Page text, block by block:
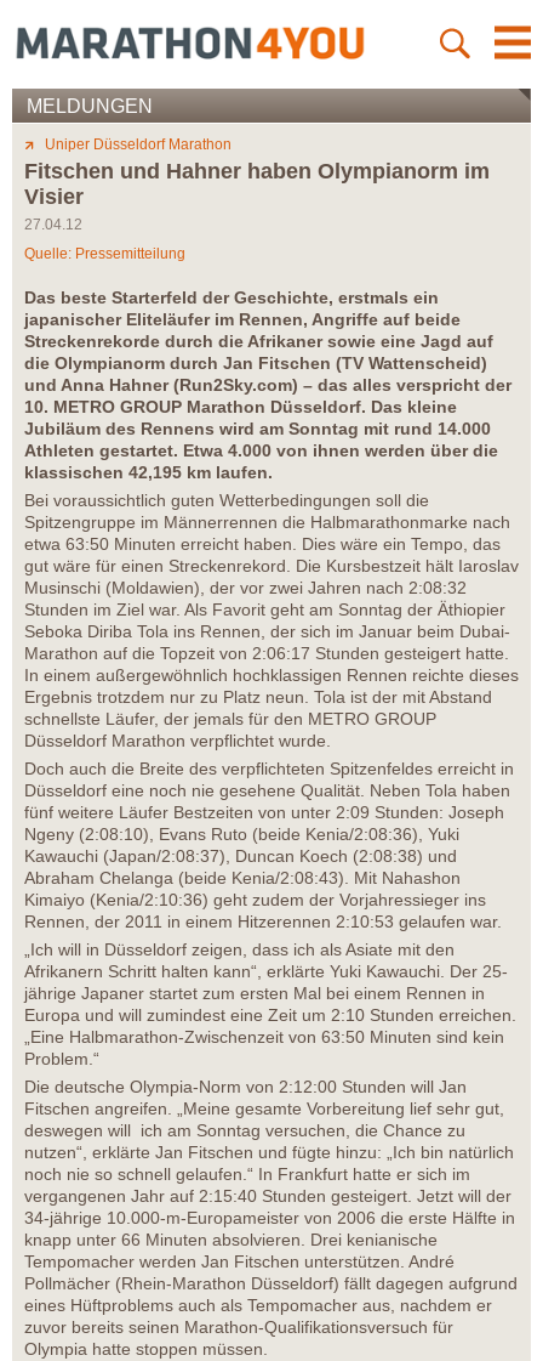
MELDUNGEN
Uniper Düsseldorf Marathon
Fitschen und Hahner haben Olympianorm im
Visier
27.04.12
Quelle: Pressemitteilung
Das beste Starterfeld der Geschichte, erstmals ein
japanischer Eliteläufer im Rennen, Angriffe auf beide
Streckenrekorde durch die Afrikaner sowie eine Jagd auf
die Olympianorm durch Jan Fitschen (TV Wattenscheid)
und Anna Hahner (Run2Sky.com) – das alles verspricht der
10. METRO GROUP Marathon Düsseldorf. Das kleine
Jubiläum des Rennens wird am Sonntag mit rund 14.000
Athleten gestartet. Etwa 4.000 von ihnen werden über die
klassischen 42,195 km laufen.
Bei voraussichtlich guten Wetterbedingungen soll die
Spitzengruppe im Männerrennen die Halbmarathonmarke nach
etwa 63:50 Minuten erreicht haben. Dies wäre ein Tempo, das
gut wäre für einen Streckenrekord. Die Kursbestzeit hält Iaroslav
Musinschi (Moldawien), der vor zwei Jahren nach 2:08:32
Stunden im Ziel war. Als Favorit geht am Sonntag der Äthiopier
Seboka Diriba Tola ins Rennen, der sich im Januar beim Dubai-
Marathon auf die Topzeit von 2:06:17 Stunden gesteigert hatte.
In einem außergewöhnlich hochklassigen Rennen reichte dieses
Ergebnis trotzdem nur zu Platz neun. Tola ist der mit Abstand
schnellste Läufer, der jemals für den METRO GROUP
Düsseldorf Marathon verpflichtet wurde.
Doch auch die Breite des verpflichteten Spitzenfeldes erreicht in
Düsseldorf eine noch nie gesehene Qualität. Neben Tola haben
fünf weitere Läufer Bestzeiten von unter 2:09 Stunden: Joseph
Ngeny (2:08:10), Evans Ruto (beide Kenia/2:08:36), Yuki
Kawauchi (Japan/2:08:37), Duncan Koech (2:08:38) und
Abraham Chelanga (beide Kenia/2:08:43). Mit Nahashon
Kimaiyo (Kenia/2:10:36) geht zudem der Vorjahressieger ins
Rennen, der 2011 in einem Hitzerennen 2:10:53 gelaufen war.
„Ich will in Düsseldorf zeigen, dass ich als Asiate mit den
Afrikanern Schritt halten kann“, erklärte Yuki Kawauchi. Der 25-
jährige Japaner startet zum ersten Mal bei einem Rennen in
Europa und will zumindest eine Zeit um 2:10 Stunden erreichen.
„Eine Halbmarathon-Zwischenzeit von 63:50 Minuten sind kein
Problem.“
Die deutsche Olympia-Norm von 2:12:00 Stunden will Jan
Fitschen angreifen. „Meine gesamte Vorbereitung lief sehr gut,
deswegen will ich am Sonntag versuchen, die Chance zu
nutzen“, erklärte Jan Fitschen und fügte hinzu: „Ich bin natürlich
noch nie so schnell gelaufen.“ In Frankfurt hatte er sich im
vergangenen Jahr auf 2:15:40 Stunden gesteigert. Jetzt will der
34-jährige 10.000-m-Europameister von 2006 die erste Hälfte in
knapp unter 66 Minuten absolvieren. Drei kenianische
Tempomacher werden Jan Fitschen unterstützen. André
Pollmächer (Rhein-Marathon Düsseldorf) fällt dagegen aufgrund
eines Hüftproblems auch als Tempomacher aus, nachdem er
zuvor bereits seinen Marathon-Qualifikationsversuch für
Olympia hatte stoppen müssen.